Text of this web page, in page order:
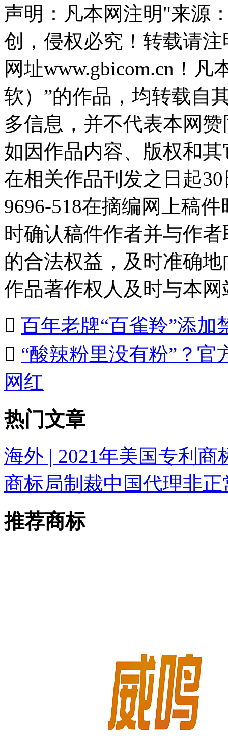
声明：凡本网注明"来源
创，侵权必究！转载请
网址www.gbicom.cn！
软）”的作品，均转载自
多信息，并不代表本网
如因作品内容、版权和
在相关作品刊发之日起
9696-518在摘编网上稿
时确认稿件作者并与作
的合法权益，及时准确
作品著作权人及时与本
 百年老牌“百雀羚”添
 “酸辣粉里没有粉”？
网红
热门文章
海外 | 2021年美国专利商
商标局制裁中国代理非
推荐商标